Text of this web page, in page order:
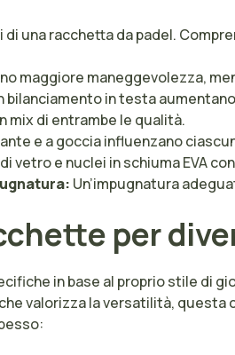
una racchetta da padel.
maggiore maneggevolezza,
bilanciamento in testa
mix di entrambe le qualità.
e a goccia influenzano
vetro e nuclei in schiuma EVA
Un’impugnatura
per
in base al proprio stile di
valorizza la versatilità,